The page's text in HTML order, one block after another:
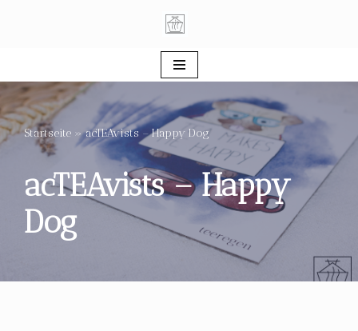
springen
Startseite »acTEAvists – Happy Dog
acTEAvists – Happy
Dog